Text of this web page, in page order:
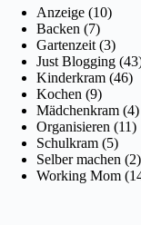
Anzeige (10)
Backen (7)
Gartenzeit (3)
Just Blogging
Kinderkram (46)
Kochen (9)
Mädchenkram (4)
Organisieren (11)
Schulkram (5)
Selber machen (2)
Working Mom